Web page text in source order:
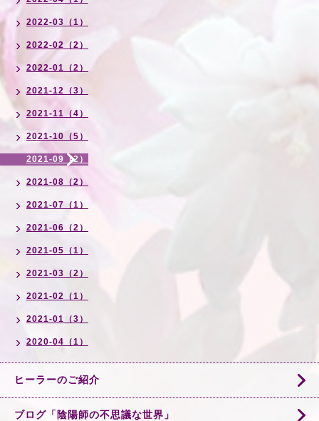
2022-03（1）
2022-02（2）
2022-01（2）
2021-12（3）
2021-11（4）
2021-10（5）
2021-09（2）
2021-08（2）
2021-07（1）
2021-06（2）
2021-05（1）
2021-03（2）
2021-02（1）
2021-01（3）
2020-04（1）
ヒーラーのご紹介
ブログ「陰陽師の不思議な世界」